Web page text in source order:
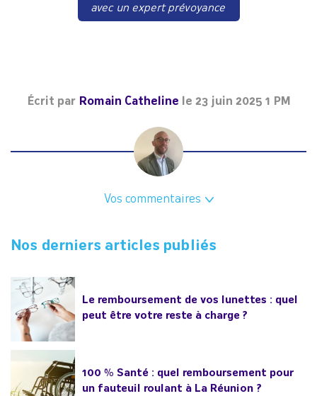
avec un expert prévoyance
Écrit par Romain Catheline le 23 juin 2025 1 PM
Vos commentaires
Nos derniers articles publiés
Le remboursement de vos lunettes : quel
peut être votre reste à charge ?
100 % Santé : quel remboursement pour
un fauteuil roulant à La Réunion ?